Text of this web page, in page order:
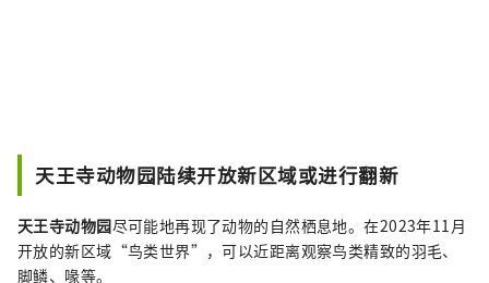
天王寺动物园陆续开放新区域或进行翻新
天王寺动物园尽可能地再现了动物的自然栖息地。在2023年11月
开放的新区域“鸟类世界”，可以近距离观察鸟类精致的羽毛、
脚鳞、喙等。